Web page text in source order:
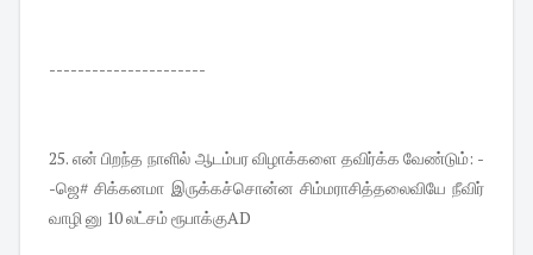
----------------------
25. என் பிறந்த நாளில் ஆடம்பர விழாக்களை தவிர்க்க வேண்டும்: -
-ஜெ# சிக்கனமா இருக்கச்சொன்ன சிம்மராசித்தலைவியே நீவிர்
வாழி னு 10 லட்சம் ரூபாக்குAD